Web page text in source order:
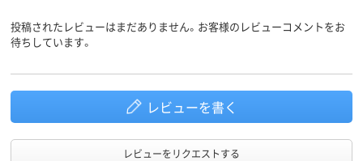
投稿されたレビューはまだありません。お客様のレビューコメントをお
待ちしています。
レビューを書く
レビューをリクエストする